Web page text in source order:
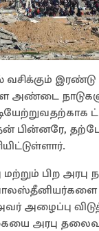
இரண்டு
அண்டை
பின்னரே,
பிற அரபு
அழைப்பு
அரபு